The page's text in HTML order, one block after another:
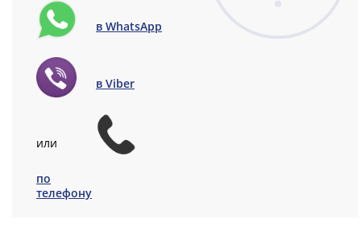
в WhatsApp
в Viber
или
по
телефону